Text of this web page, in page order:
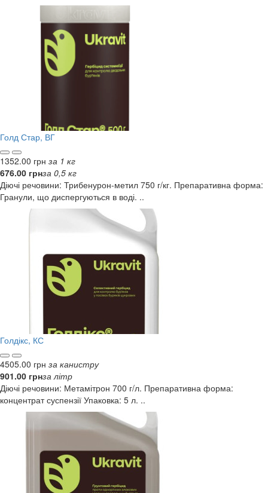
Голд Стар, ВГ
1352.00 грн за 1 кг
676.00 грнза 0,5 кг
Діючі речовини: Трибенурон-метил 750 г/кг. Препаративна форма:
Гранули, що диспергуються в воді. ..
Голдікс, КС
4505.00 грн за канистру
901.00 грнза літр
Діючі речовини: Метамітрон 700 г/л. Препаративна форма:
концентрат суспензії Упаковка: 5 л. ..